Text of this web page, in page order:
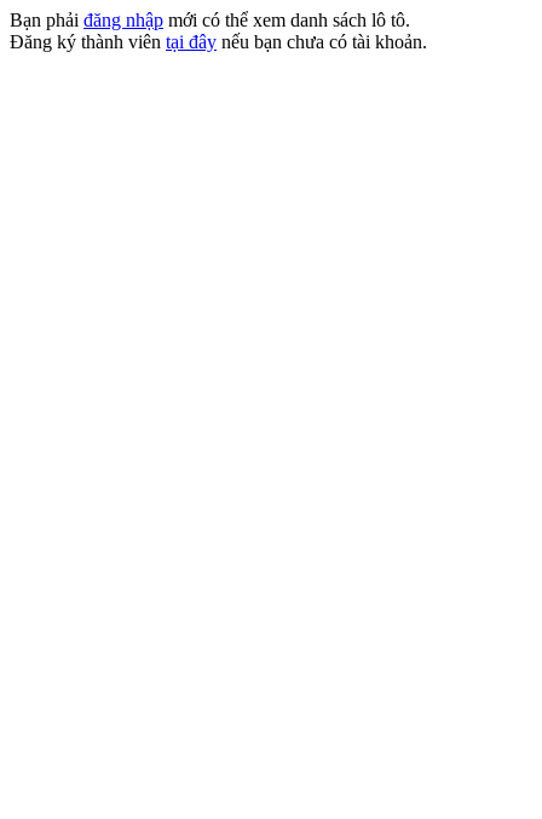
Bạn phải đăng nhập mới có thể xem danh sách lô tô.
Đăng ký thành viên tại đây nếu bạn chưa có tài khoản.